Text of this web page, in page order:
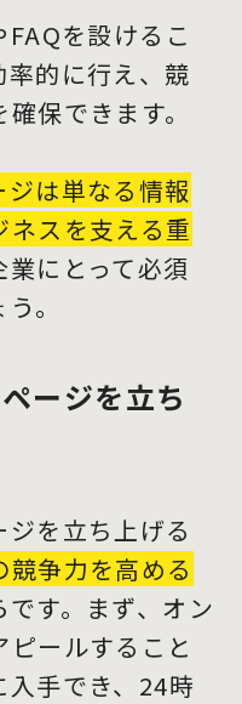
を設けるこ
率的に行え、競
保できます。
ジは単なる情報
スを支える重
にとって必須
。
ージを立ち
を立ち上げる
競争力を高める
です。まず、オン
ールすること
手でき、24時